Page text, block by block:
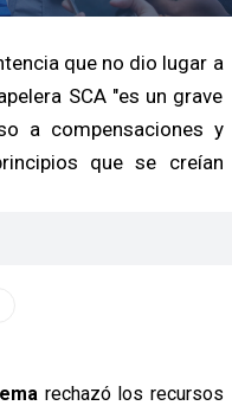
que no dio lugar a
SCA "es un grave
a compensaciones y
que se creían
rechazó los recursos